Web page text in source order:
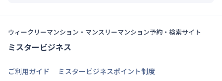
ウィークリーマンション・マンスリーマンション予約・検索サイト
ミスタービジネス
ご利用ガイド ミスタービジネスポイント制度